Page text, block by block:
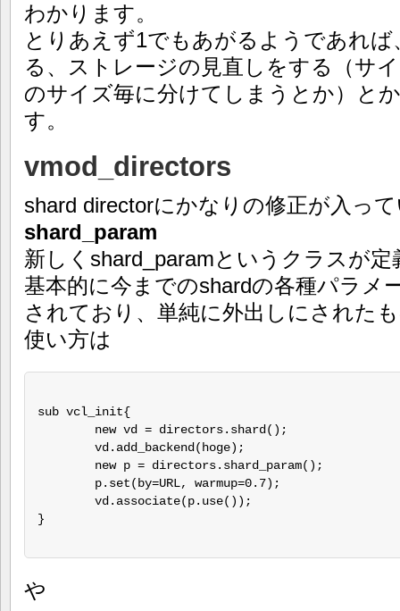
わかります。
とりあえず1でもあがるようであれば
る、ストレージの見直しをする（サ
のサイズ毎に分けてしまうとか）と
す。
vmod_directors
shard directorにかなりの修正が入っ
shard_param
新しくshard_paramというクラスが
基本的に今までのshardの各種パラメ
されており、単純に外出しにされた
使い方は
sub vcl_init{
}
や